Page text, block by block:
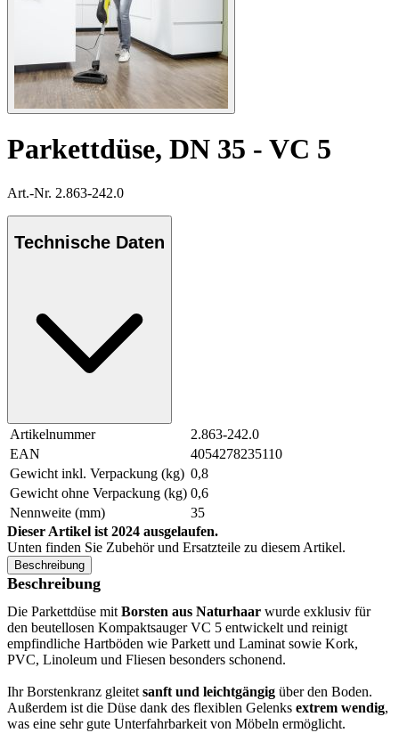
Parkettdüse, DN 35 - VC 5
Art.-Nr. 2.863-242.0
Technische Daten
Artikelnummer
2.863-242.0
EAN
4054278235110
Gewicht inkl. Verpackung (kg) 0,8
Gewicht ohne Verpackung (kg) 0,6
Nennweite (mm)
35
Dieser Artikel ist 2024 ausgelaufen.
Unten finden Sie Zubehör und Ersatzteile zu diesem Artikel.
Beschreibung
Beschreibung
Die Parkettdüse mit Borsten aus Naturhaar wurde exklusiv für
den beutellosen Kompaktsauger VC 5 entwickelt und reinigt
empfindliche Hartböden wie Parkett und Laminat sowie Kork,
PVC, Linoleum und Fliesen besonders schonend.
Ihr Borstenkranz gleitet sanft und leichtgängig über den Boden.
Außerdem ist die Düse dank des flexiblen Gelenks extrem wendig,
was eine sehr gute Unterfahrbarkeit von Möbeln ermöglicht.